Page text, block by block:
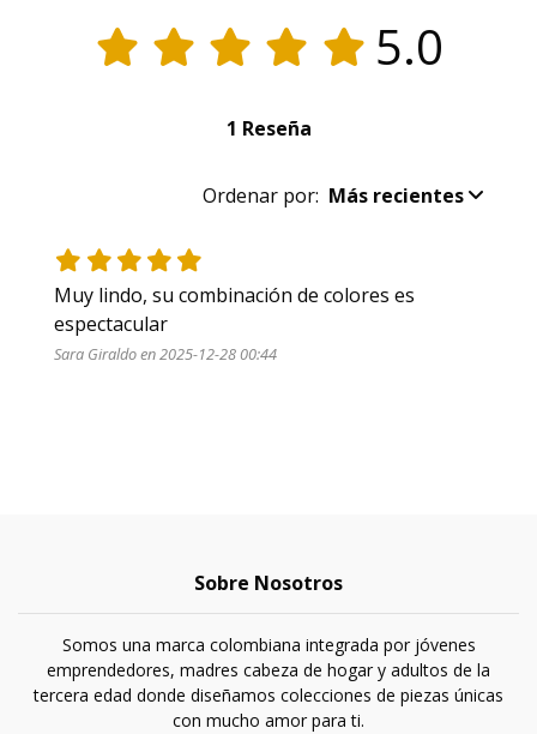
5.0
1 Reseña
Ordenar por: Más recientes
Muy lindo, su combinación de colores es
espectacular
Sara Giraldo en 2025-12-28 00:44
Sobre Nosotros
Somos una marca colombiana integrada por jóvenes
emprendedores, madres cabeza de hogar y adultos de la
tercera edad donde diseñamos colecciones de piezas únicas
con mucho amor para ti.